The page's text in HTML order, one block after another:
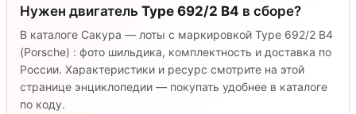
Нужен двигатель Type 692/2 B4 в сборе?
В каталоге Сакура — лоты с маркировкой Type 692/2 B4
(Porsche) : фото шильдика, комплектность и доставка по
России. Характеристики и ресурс смотрите на этой
странице энциклопедии — покупать удобнее в каталоге
по коду.